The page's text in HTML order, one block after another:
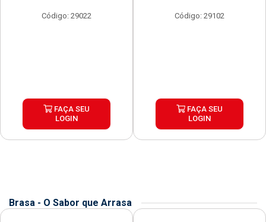
Código: 29022
FAÇA SEU
LOGIN
Código: 29102
FAÇA SEU
LOGIN
Brasa - O Sabor que Arrasa